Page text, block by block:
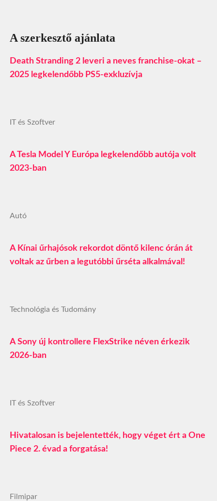
A szerkesztő ajánlata
Death Stranding 2 leveri a neves franchise-okat –
2025 legkelendőbb PS5-exkluzívja
IT és Szoftver
A Tesla Model Y Európa legkelendőbb autója volt
2023-ban
Autó
A Kínai űrhajósok rekordot döntő kilenc órán át
voltak az űrben a legutóbbi űrséta alkalmával!
Technológia és Tudomány
A Sony új kontrollere FlexStrike néven érkezik
2026-ban
IT és Szoftver
Hivatalosan is bejelentették, hogy véget ért a One
Piece 2. évad a forgatása!
Filmipar